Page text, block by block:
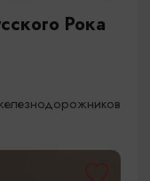
Рока